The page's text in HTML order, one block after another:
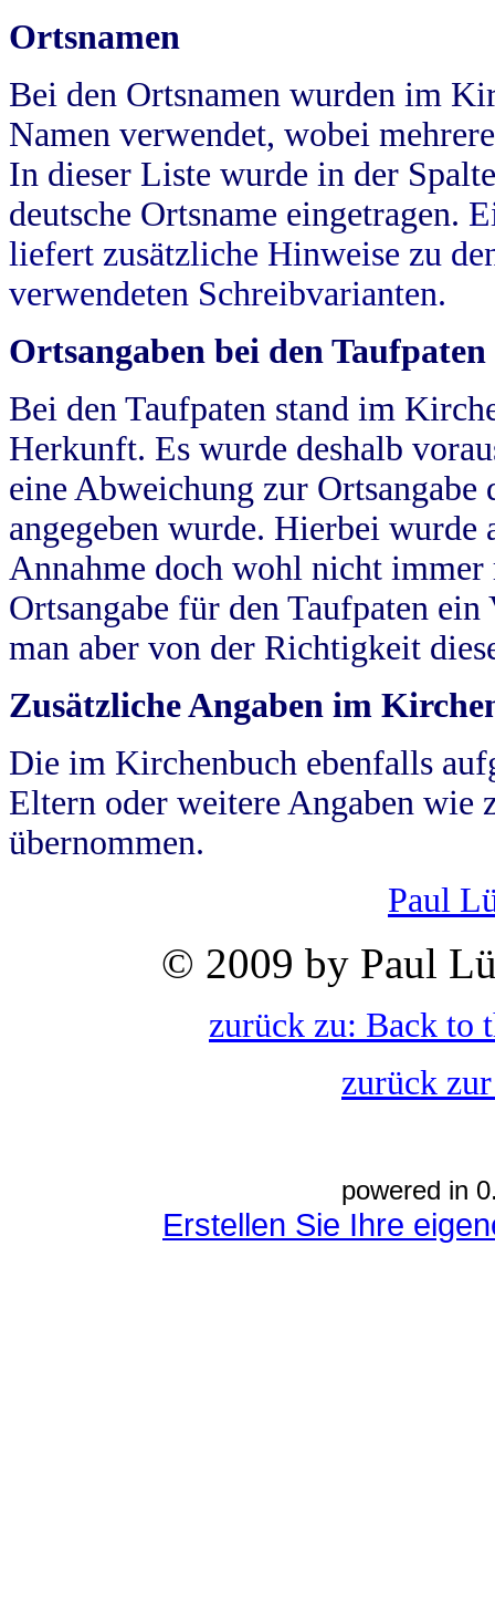
Ortsnamen
Bei den Ortsnamen wurden im
Namen verwendet, wobei
In dieser Liste wurde in der
deutsche Ortsname eingetragen.
liefert zusätzliche Hinweise zu
verwendeten Schreibvarianten.
Ortsangaben bei den Taufpaten
Bei den Taufpaten stand im
Herkunft. Es wurde deshalb
eine Abweichung zur
angegeben wurde. Hierbei wurde
Annahme doch wohl nicht
Ortsangabe für den Taufpaten
man aber von der Richtigkeit
Zusätzliche Angaben im
Die im Kirchenbuch ebenfalls
Eltern oder weitere Angaben wie
übernommen.
Paul
© 2009 by Paul
zurück zu: Back to
zurück
powered in
Erstellen Sie Ihre